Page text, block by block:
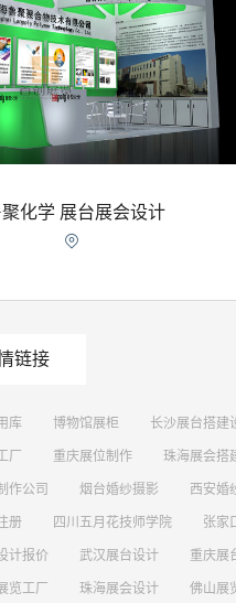
化学 展台展会设计

链接
库 博物馆展柜 长沙展台搭建
厂 重庆展位制作 珠海展会搭
作公司 烟台婚纱摄影 西安婚
册 四川五月花技师学院 张家
计报价 武汉展台设计 重庆展
览工厂 珠海展会设计 佛山展